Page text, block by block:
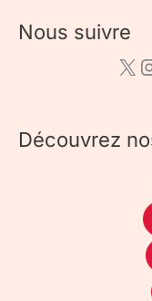
Nous suivre
Découvrez